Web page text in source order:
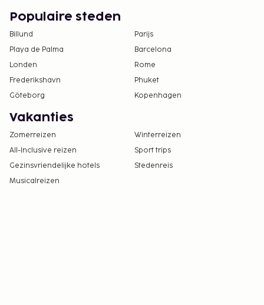
Populaire steden
Billund
Parijs
Playa de Palma
Barcelona
Londen
Rome
Frederikshavn
Phuket
Göteborg
Kopenhagen
Vakanties
Zomerreizen
Winterreizen
All-Inclusive reizen
Sport trips
Gezinsvriendelijke hotels
Stedenreis
Musicalreizen